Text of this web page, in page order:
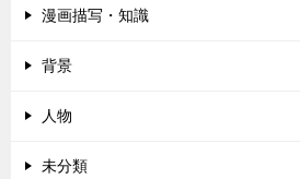
漫画描写・知識
背景
人物
未分類